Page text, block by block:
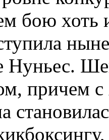
бою хоть
причем